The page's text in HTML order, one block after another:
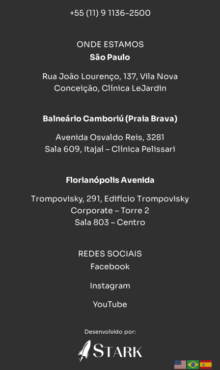
+55 (11) 9 1136-2500
ONDE ESTAMOS
São Paulo
Rua João Lourenço, 137, Vila Nova
Conceição, Clínica LeJardin
Balneário Camboriú (Praia Brava)
Avenida Osvaldo Reis, 3281
Sala 609, Itajaí – Clínica Pelissari
Florianópolis Avenida
Trompovisky, 291, Edifício Trompovisky
Corporate – Torre 2
Sala 803 – Centro
REDES SOCIAIS
Facebook
Instagram
YouTube
Desenvolvido por: